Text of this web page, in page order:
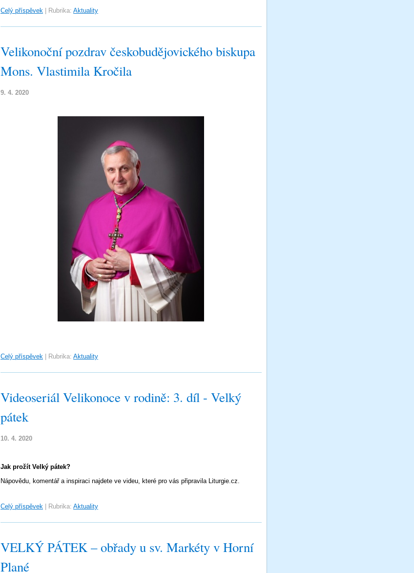
Celý příspěvek Rubrika: Aktuality
Velikonoční pozdrav českobudějovického biskupa
Mons. Vlastimila Kročila
9. 4. 2020
Celý příspěvek Rubrika: Aktuality
Videoseriál Velikonoce v rodině: 3. díl - Velký
pátek
10. 4. 2020
Jak prožít Velký pátek?
Nápovědu, komentář a inspiraci najdete ve videu, které pro vás připravila Liturgie.cz.
Celý příspěvek Rubrika: Aktuality
VELKÝ PÁTEK – obřady u sv. Markéty v Horní
Plané